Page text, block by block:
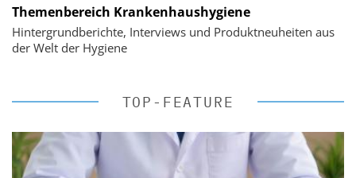
Themenbereich Krankenhaushygiene
Hintergrundberichte, Interviews und Produktneuheiten aus
der Welt der Hygiene
TOP-FEATURE